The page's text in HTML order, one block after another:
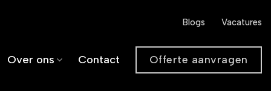
Blogs Vacatures
Over ons Contact Offerte aanvragen